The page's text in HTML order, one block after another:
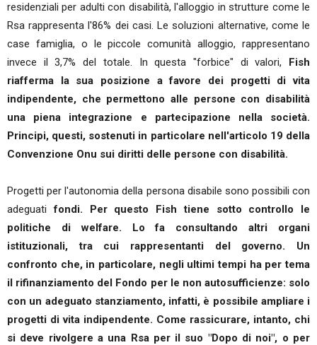
residenziali per adulti con disabilità, l'alloggio in strutture come le
Rsa rappresenta l'86% dei casi. Le soluzioni alternative, come le
case famiglia, o le piccole comunità alloggio, rappresentano
invece il 3,7% del totale. In questa "forbice" di valori, Fish
riafferma la sua posizione a favore dei progetti di vita
indipendente, che permettono alle persone con disabilità
una piena integrazione e partecipazione nella società.
Principi, questi, sostenuti in particolare nell'articolo 19 della
Convenzione Onu sui diritti delle persone con disabilità.
Progetti per l'autonomia della persona disabile sono possibili con
adeguatifondi. Per questo Fish tiene sotto controllo le
politiche di welfare. Lo fa consultando altri organi
istituzionali, tra cui rappresentanti del governo. Un
confronto che, in particolare, negli ultimi tempi ha per tema
il rifinanziamento del Fondo per le non autosufficienze: solo
con un adeguato stanziamento, infatti, è possibile ampliare i
progetti di vita indipendente. Come rassicurare, intanto, chi
si deve rivolgere a una Rsa per il suo "Dopo di noi", o per